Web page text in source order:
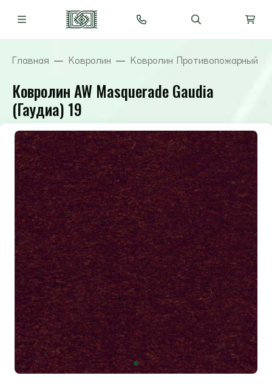
Главная Ковролин Ковролин Противопожарный (
Ковролин AW Masquerade Gaudia
(Гаудиа) 19